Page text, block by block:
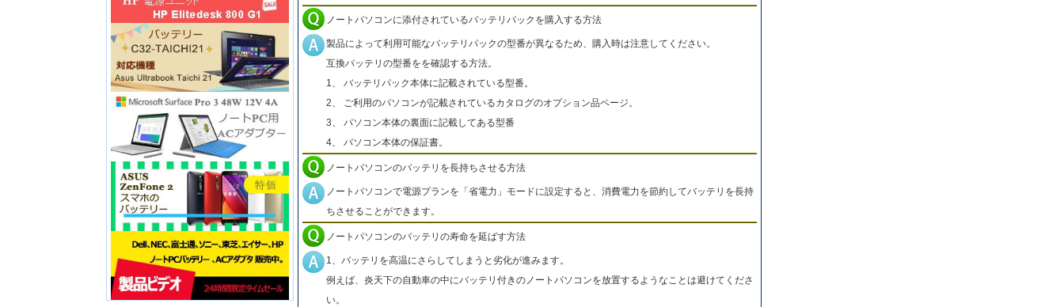
ノートパソコンに添付されているバッテリパックを購入する方法
製品によって利用可能なバッテリパックの型番が異なるため、購入時は注意してください。
互換バッテリの型番をを確認する方法。
1、 バッテリパック本体に記載されている型番。
2、 ご利用のパソコンが記載されているカタログのオプション品ページ。
3、 パソコン本体の裏面に記載してある型番
4、 パソコン本体の保証書。
ノートパソコンのバッテリを長持ちさせる方法
ノートパソコンで電源プランを「省電力」モードに設定すると、消費電力を節約してバッテリを長持
ちさせることができます。
ノートパソコンのバッテリの寿命を延ばす方法
1、バッテリを高温にさらしてしまうと劣化が進みます。
例えば、炎天下の自動車の中にバッテリ付きのノートパソコンを放置するようなことは避けてくださ
い。